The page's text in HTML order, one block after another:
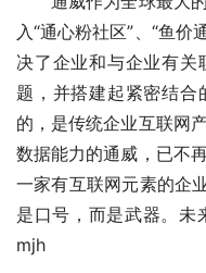
入“通心粉社区”、“鱼价
决了企业和与企业有关
题，并搭建起紧密结合
的，是传统企业互联网
数据能力的通威，已不
一家有互联网元素的企
是口号，而是武器。未
mjh